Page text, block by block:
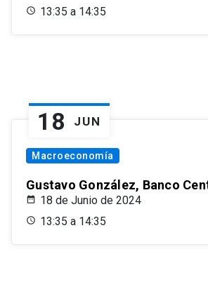
13:35 a 14:35
18 JUN
Macroeconomía
Gustavo González, Banco
18 de Junio de 2024
13:35 a 14:35